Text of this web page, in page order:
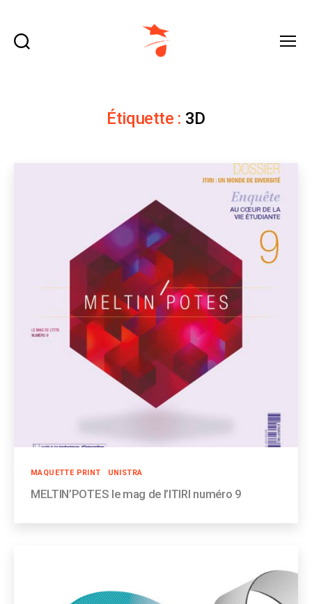
Étiquette : 3D
Catégories
MAQUETTE PRINT UNISTRA
MELTIN’POTES le mag de l’ITIRI numéro 9